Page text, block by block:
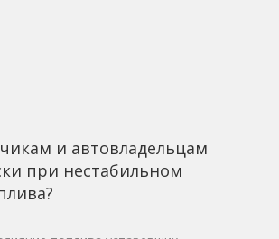
и автовладельцам
при нестабильном